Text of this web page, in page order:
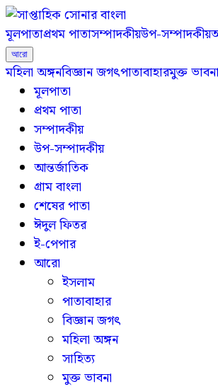
মূলপাতাপ্রথম পাতাসম্পাদকীয়উপ-সম্পাদকীয়
আরো
মহিলা অঙ্গনবিজ্ঞান জগৎপাতাবাহারমুক্ত
মূলপাতা
প্রথম পাতা
সম্পাদকীয়
উপ-সম্পাদকীয়
আন্তর্জাতিক
গ্রাম বাংলা
শেষের পাতা
ঈদুল ফিতর
ই-পেপার
আরো
ইসলাম
পাতাবাহার
বিজ্ঞান জগৎ
মহিলা অঙ্গন
সাহিত্য
মুক্ত ভাবনা